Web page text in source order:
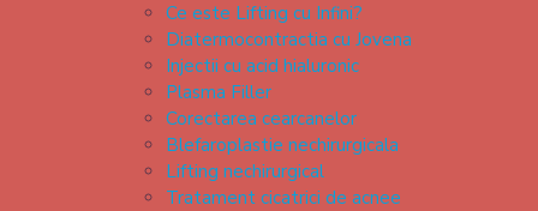
Ce este Lifting cu Infini?
Diatermocontractia cu Jovena
Injectii cu acid hialuronic
Plasma Filler
Corectarea cearcanelor
Blefaroplastie nechirurgicala
Lifting nechirurgical
Tratament cicatrici de acnee